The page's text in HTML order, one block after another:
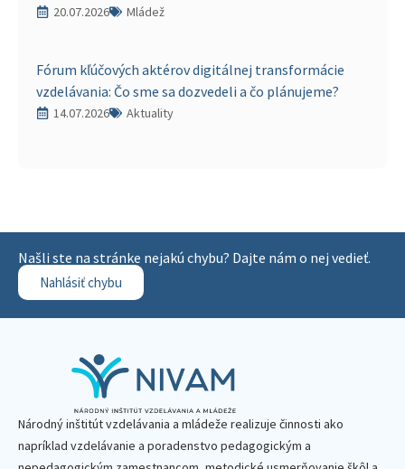
20.07.2026 Mládež
Fórum kľúčových aktérov digitálnej transformácie
vzdelávania: Čo sme sa dozvedeli a čo plánujeme?
14.07.2026 Aktuality
Našli ste na stránke nejakú chybu? Dajte nám o nej vedieť.
Nahlásiť chybu
Národný inštitút vzdelávania a mládeže realizuje činnosti ako
napríklad vzdelávanie a poradenstvo pedagogickým a